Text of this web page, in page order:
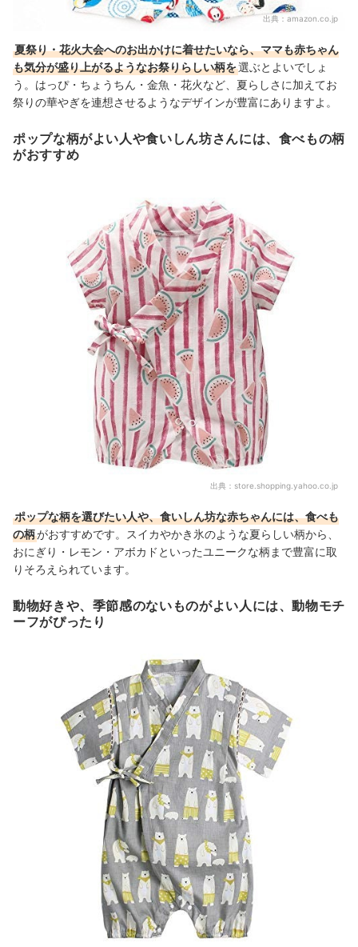
出典： amazon.co.jp
夏祭り・花火大会へのお出かけに着せたいなら、ママも赤ちゃん
も気分が盛り上がるようなお祭りらしい柄を選ぶとよいでしょ
う。はっぴ・ちょうちん・金魚・花火など、夏らしさに加えてお
祭りの華やぎを連想させるようなデザインが豊富にありますよ。
ポップな柄がよい人や食いしん坊さんには、食べもの柄
がおすすめ
出典： store.shopping.yahoo.co.jp
ポップな柄を選びたい人や、食いしん坊な赤ちゃんには、食べも
の柄がおすすめです。スイカやかき氷のような夏らしい柄から、
おにぎり・レモン・アボカドといったユニークな柄まで豊富に取
りそろえられています。
動物好きや、季節感のないものがよい人には、動物モチ
ーフがぴったり